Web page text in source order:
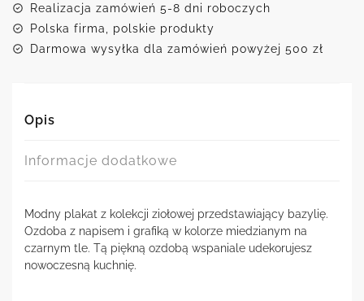
Realizacja zamówień 5-8 dni roboczych
Polska firma, polskie produkty
Darmowa wysyłka dla zamówień powyżej 500 zł
Opis
Informacje dodatkowe
Modny plakat z kolekcji ziołowej przedstawiający bazylię.
Ozdoba z napisem i grafiką w kolorze miedzianym na
czarnym tle. Tą piękną ozdobą wspaniale udekorujesz
nowoczesną kuchnię.